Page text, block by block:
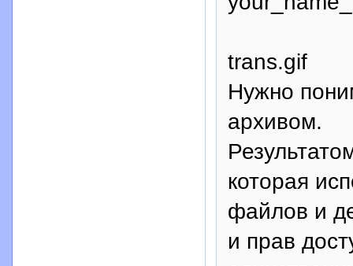
trans.gif
Нужно
архивом.
которая
файлов и
и прав